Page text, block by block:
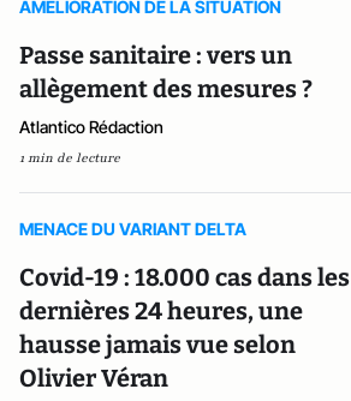
AMELIORATION DE LA SITUATION
Passe sanitaire : vers un
allègement des mesures ?
Atlantico Rédaction
1 min de lecture
MENACE DU VARIANT DELTA
Covid-19 : 18.000 cas dans les
dernières 24 heures, une
hausse jamais vue selon
Olivier Véran